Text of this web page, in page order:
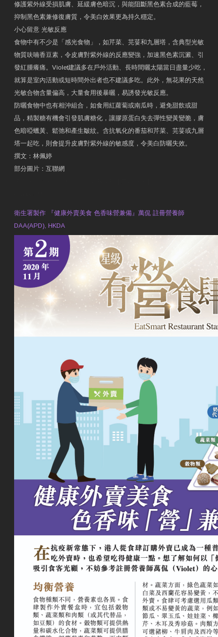
修護紫外線受損肌膚、延緩膚色暗沉，與能阻斷黑色素合成的藍莓，
抑制黑色素兼修復膚質，令美白效果更為持久穩定。
小心留意 光敏反應
食物中有不少是「感光食物」，如芹菜、芫荽和九層塔，含典型光敏
物質呋喃香豆素，令皮膚對紫外線的反應變強，加速黑色素沉澱、引
發紅腫癢痛。Violet建議多在戶外活動、長時間曬太陽當日盡量少吃，
就算是室內活動或短時間外出者也不建議多吃。此外，無花果的天然
光敏合物含量偏高，大量食用後暴曬，易誘發光敏反應。
防曬食物中也有相沖組合，如食用紅蘿蔔或南瓜時，避免甜飲或甜
品，精製糖有機會引發肌膚糖化，讓膠原蛋白失去彈性變黃變脆，膚
色暗啞蠟黃、鬆弛和產生皺紋。含抗氧化的番茄和芹菜、芫荽或九層
塔一起吃，則會提升皮膚對紫外線的敏感度，令美白防曬失效。
撰文：林佩婷
部分圖片：互聯網
衛生署製作 『健康外賣美食 色香味營兼備』萬侃 註冊營養師
DAA(APD), HKDA